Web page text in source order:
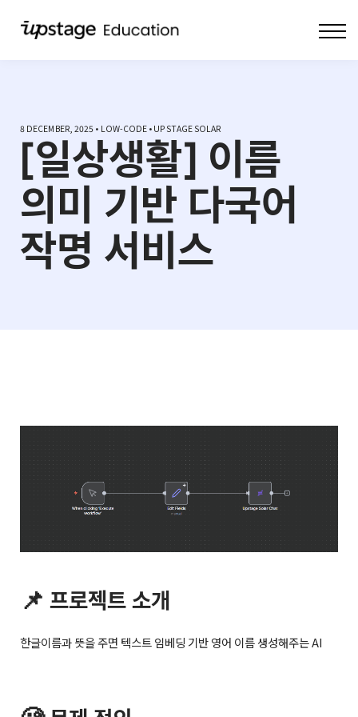
COMMUNITY
8 DECEMBER, 2025 • LOW-CODE • UPSTAGE SOLAR
[일상생활] 이름
의미 기반 다국어
작명 서비스
📌 프로젝트 소개
한글이름과 뜻을 주면 텍스트 임베딩 기반 영어 이름 생성해주는 AI